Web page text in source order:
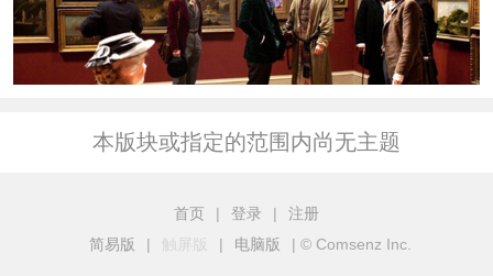
本版块或指定的范围内尚无主题
首页 | 登录 |
注册
简易版
| 触屏版 | 电脑版 | © Comsenz Inc.